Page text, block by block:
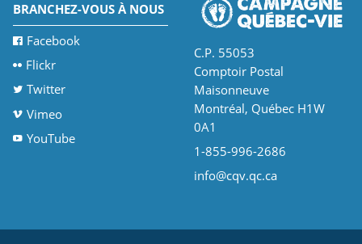
BRANCHEZ-VOUS À NOUS
Facebook
Flickr
Twitter
Vimeo
YouTube
C.P. 55053
Comptoir Postal
Maisonneuve
Montréal, Québec H1W
0A1
1-855-996-2686
info@cqv.qc.ca